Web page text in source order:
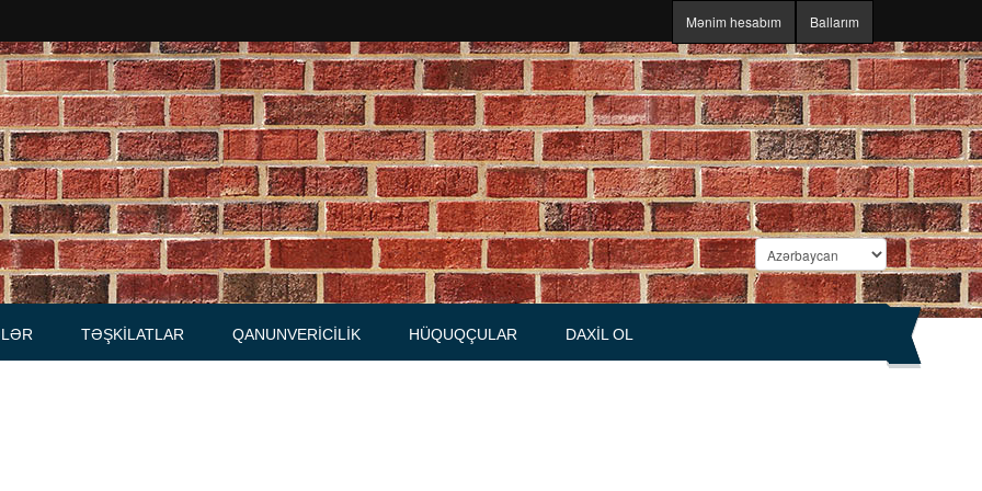
Mənim hesabım Ballarım
qaydalar
TƏŞKILATLAR
Məhkəmələr
Notariuslar
Prokurorluqlar
Vəkil qurumları
QANUNVERICILIK HÜQUQÇULAR DAXIL OL